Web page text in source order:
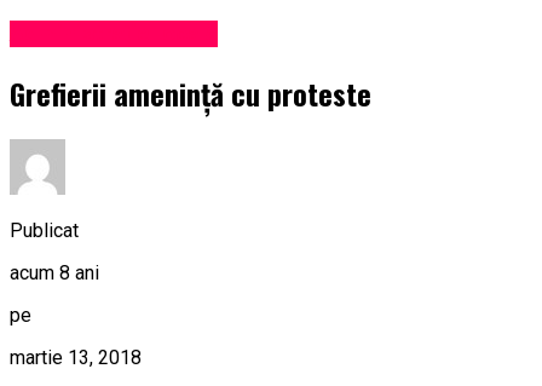
Grefierii ameninţă cu proteste
Publicat
acum 8 ani
pe
martie 13, 2018